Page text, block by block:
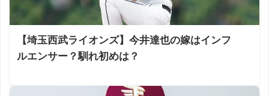
【埼玉西武ライオンズ】今井達也の嫁はインフ
ルエンサー？馴れ初めは？